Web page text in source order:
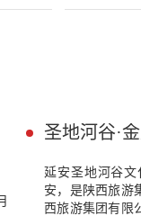
圣地河谷·
延安圣地河谷文
安，是陕西旅游
西旅游集团有限